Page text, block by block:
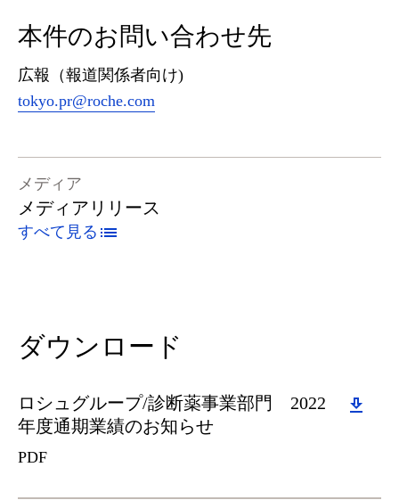
本件のお問い合わせ先
広報（報道関係者向け)
tokyo.pr@roche.com
メディア
メディアリリース
すべて見る
ダウンロード
Download
ロシュグループ/診断薬事業部門 2022
年度通期業績のお知らせ
PDF